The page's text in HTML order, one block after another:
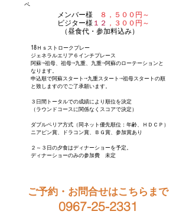
ペ
メンバー様
８，５００円～
ビジター様 １２
，３００円～
（昼食代・参加料込み）
18 Ｈｓストロークプレー
ジェネラルエリア６インチプレース​
阿蘇→祖母、祖母→九重、九重→阿蘇のローテーションと
なります。
申込順で阿蘇スタート→九重スタート→祖母スタートの順
と致しますのでご了承願います。
３日間トータルでの成績により順位を決定
​ （ラウンドコースに関係なくスコアで決定）
ダブルペリア方式（同ネット優先順位：年齢、ＨＤＣＰ）
ニアピン賞、ドラコン賞、ＢＧ賞、参加賞あり​
２～３日の夕食はディナーショーを予定。
ディナーショーのみの参加費 未定
ご予約・お問合せはこちらまで
0967-25-2331